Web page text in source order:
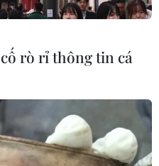
rò rỉ thông tin cá